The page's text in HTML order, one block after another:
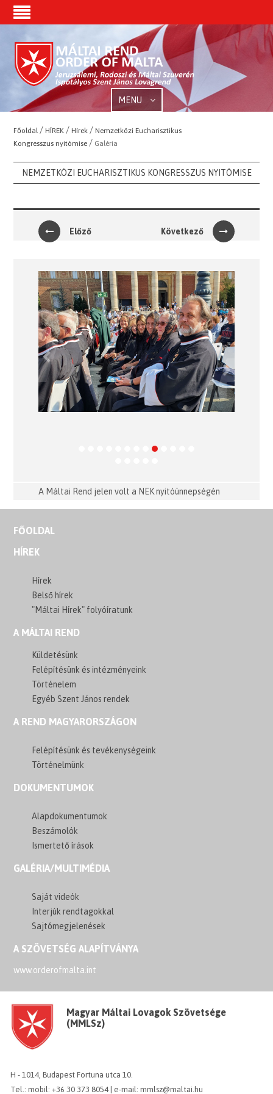
MENU
Főoldal /HÍREK /Hírek /Nemzetközi Eucharisztikus
Kongresszus nyitómise / Galéria
NEMZETKÖZI EUCHARISZTIKUS KONGRESSZUS NYITÓMISE
Előző Következő
Previous
A Máltai Rend jelen volt a NEK nyitóünnepségén
FŐOLDAL
HÍREK
Hírek
Belső hírek
"Máltai Hírek" folyóíratunk
A MÁLTAI REND
Küldetésünk
Felépítésünk és intézményeink
Történelem
Egyéb Szent János rendek
A REND MAGYARORSZÁGON
Felépítésünk és tevékenységeink
Történelmünk
DOKUMENTUMOK
Alapdokumentumok
Beszámolók
Ismertető írások
GALÉRIA/MULTIMÉDIA
Saját videók
Interjúk rendtagokkal
Sajtómegjelenések
A SZÖVETSÉG ALAPÍTVÁNYA
www.orderofmalta.int
Magyar Máltai Lovagok Szövetsége
(MMLSz)
H - 1014, Budapest Fortuna utca 10.
Tel.: mobil: +36 30 373 8054 | e-mail: mmlsz@maltai.hu